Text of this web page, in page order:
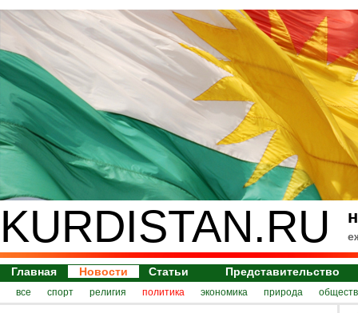
KURDISTAN.RU
Главная Новости Статьи Представительство
все спорт религия политика экономика природа